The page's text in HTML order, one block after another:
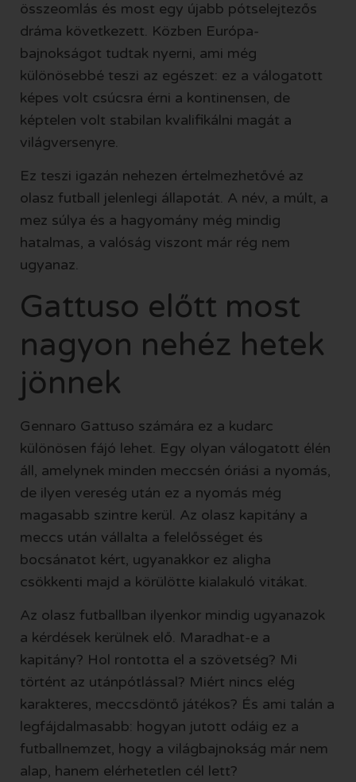
összeomlás és most egy újabb pótselejtezős
dráma következett. Közben Európa-
bajnokságot tudtak nyerni, ami még
különösebbé teszi az egészet: ez a válogatott
képes volt csúcsra érni a kontinensen, de
képtelen volt stabilan kvalifikálni magát a
világversenyre.
Ez teszi igazán nehezen értelmezhetővé az
olasz futball jelenlegi állapotát. A név, a múlt, a
mez súlya és a hagyomány még mindig
hatalmas, a valóság viszont már rég nem
ugyanaz.
Gattuso előtt most
nagyon nehéz hetek
jönnek
Gennaro Gattuso számára ez a kudarc
különösen fájó lehet. Egy olyan válogatott élén
áll, amelynek minden meccsén óriási a nyomás,
de ilyen vereség után ez a nyomás még
magasabb szintre kerül. Az olasz kapitány a
meccs után vállalta a felelősséget és
bocsánatot kért, ugyanakkor ez aligha
csökkenti majd a körülötte kialakuló vitákat.
Az olasz futballban ilyenkor mindig ugyanazok
a kérdések kerülnek elő. Maradhat-e a
kapitány? Hol rontotta el a szövetség? Mi
történt az utánpótlással? Miért nincs elég
karakteres, meccsdöntő játékos? És ami talán a
legfájdalmasabb: hogyan jutott odáig ez a
futballnemzet, hogy a világbajnokság már nem
alap, hanem elérhetetlen cél lett?